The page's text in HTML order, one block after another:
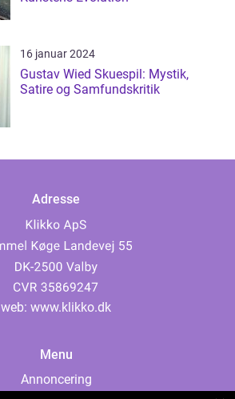
16 januar 2024
Gustav Wied Skuespil: Mystik,
Satire og Samfundskritik
Adresse
web: www.klikko.dk
Menu
Annoncering